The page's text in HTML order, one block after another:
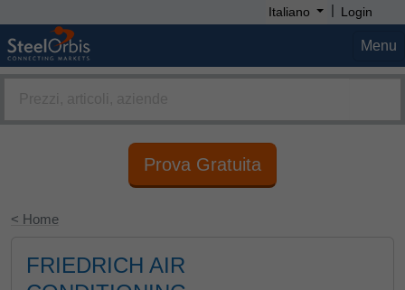
Italiano | Login
Menu
Prova Gratuita
< Home
FRIEDRICH AIR